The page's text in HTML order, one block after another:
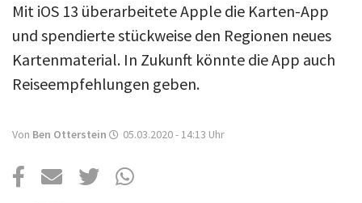
Mac
iPad
Tests
Über uns
Mit iOS 13 überarbeitete Apple die Karten-App
und spendierte stückweise den Regionen neues
Kartenmaterial. In Zukunft könnte die App auch
Reiseempfehlungen geben.
Von Ben Otterstein 05.03.2020 - 14:13 Uhr